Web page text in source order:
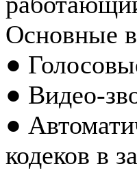
Основные
●
● Видео-
●
кодеков в